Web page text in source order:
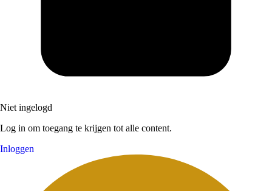
Niet ingelogd
Log in om toegang te krijgen tot alle content.
Inloggen